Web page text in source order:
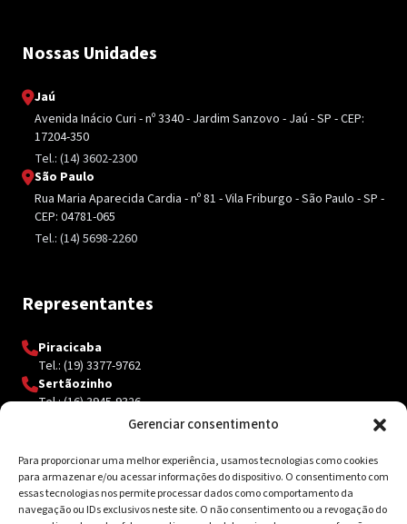
Gerenciar consentimento
Para proporcionar uma melhor experiência, usamos tecnologias como cookies
para armazenar e/ou acessar informações do dispositivo. O consentimento com
essas tecnologias nos permite processar dados como comportamento da
navegação ou IDs exclusivos neste site. O não consentimento ou a revogação do
Nossas Unidades
Jaú
Avenida Inácio Curi - nº 3340 - Jardim Sanzovo - Jaú - SP - CEP:
17204-350
Tel.: (14) 3602-2300
São Paulo
Rua Maria Aparecida Cardia - nº 81 - Vila Friburgo - São Paulo - SP -
CEP: 04781-065
Tel.: (14) 5698-2260
Representantes
Piracicaba
Tel.: (19) 3377-9762
Sertãozinho
Tel.: (16) 3945-9326
Contato
Av. Inácio Curi, 3340 Jardim Sanzovo CEP: 17.204-350